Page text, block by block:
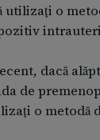
utilizaţi o
dacă
de
o metodă